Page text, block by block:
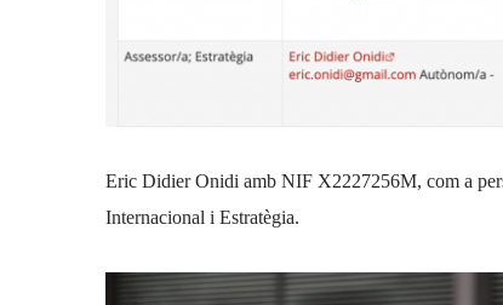
Eric Didier Onidi amb NIF X2227256M, com a
Internacional i Estratègia.